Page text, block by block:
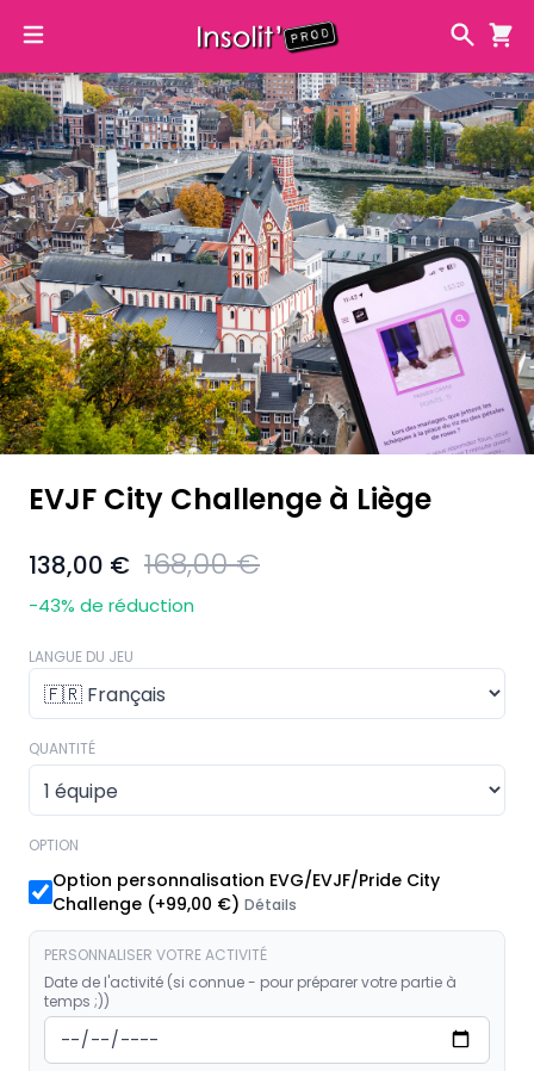
EVJF City Challenge à Liège
138,00 € 168,00 €
-43% de réduction
LANGUE DU JEU
QUANTITÉ
OPTION
Option personnalisation EVG/EVJF/Pride City
Challenge (+99,00 €) Détails
PERSONNALISER VOTRE ACTIVITÉ
Date de l'activité (si connue - pour préparer votre partie à
temps ;))